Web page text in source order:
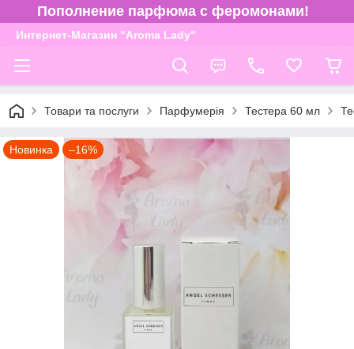
Пополнение парфюма с феромонами!
Интернет-Магазин "Aroma Lady"
Товари та послуги Парфумерія Тестера 60 мл
Новинка –16%